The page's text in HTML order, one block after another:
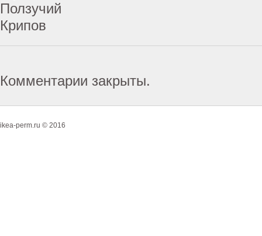
Ползучий
Крипов
Комментарии закрыты.
ikea-perm.ru © 2016